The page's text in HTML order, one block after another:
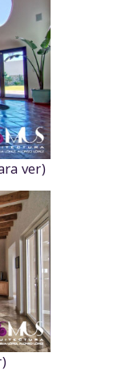
ver)